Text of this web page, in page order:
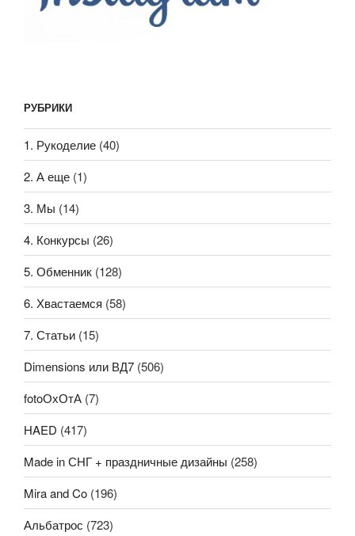
РУБРИКИ
1. Рукоделие (40)
2. А еще (1)
3. Мы (14)
4. Конкурсы (26)
5. Обменник (128)
6. Хвастаемся (58)
7. Статьи (15)
Dimensions или ВД7 (506)
fotoОхОтА (7)
HAED (417)
Made in СНГ + праздничные дизайны (258)
Mira and Co (196)
Альбатрос (723)